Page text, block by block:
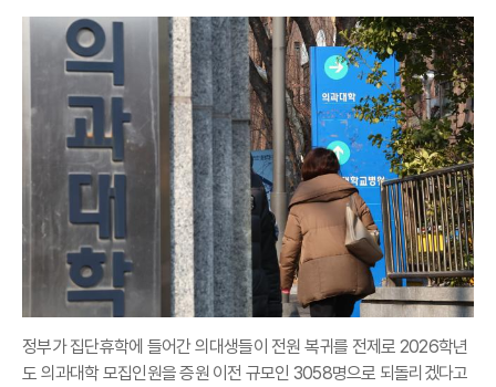
정부가 집단휴학에 들어간 의대생들이 전원 복귀를 전제로 2026학년
도 의과대학 모집인원을 증원 이전 규모인 3058명으로 되돌리겠다고